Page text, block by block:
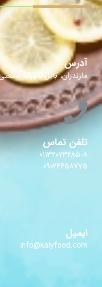
آدرس
مازندران، بابل شهرک
تلفن تماس
01132073285-8
09024658775
ایمیل
info@kalyfood.com